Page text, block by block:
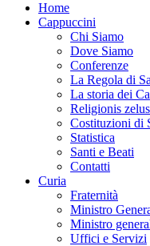
Home
Cappuccini
Chi Siamo
Dove Siamo
Conferenze
La Regola di
La storia dei
Religionis
Costituzioni di
Statistica
Santi e Beati
Contatti
Curia
Fraternità
Ministro
Ministro
Uffici e Servizi